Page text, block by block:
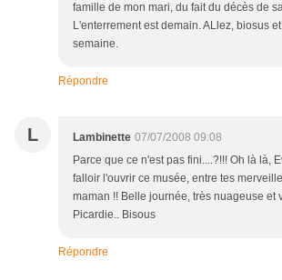
famille de mon mari, du fait du décès de
L'enterrement est demain. ALlez, biosus
semaine.
Répondre
L Lambinette 07/07/2008 09:08
Parce que ce n'est pas fini....?!!! Oh là là,
falloir l'ouvrir ce musée, entre tes
maman !! Belle journée, très nuageuse et
Picardie.. Bisous
Répondre